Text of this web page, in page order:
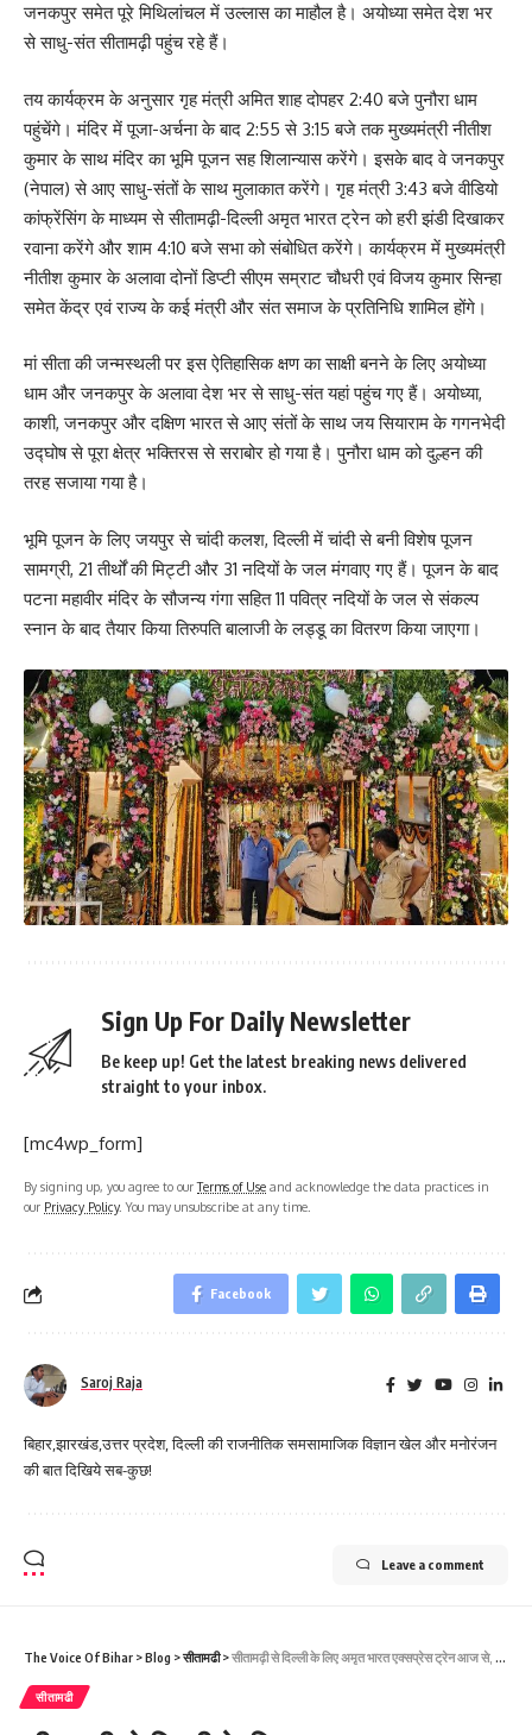
जनकपुर समेत पूरे मिथिलांचल में उल्लास का माहौल है। अयोध्या समेत देश भर
से साधु-संत सीतामढ़ी पहुंच रहे हैं।
तय कार्यक्रम के अनुसार गृह मंत्री अमित शाह दोपहर 2:40 बजे पुनौरा धाम
पहुंचेंगे। मंदिर में पूजा-अर्चना के बाद 2:55 से 3:15 बजे तक मुख्यमंत्री नीतीश
कुमार के साथ मंदिर का भूमि पूजन सह शिलान्यास करेंगे। इसके बाद वे जनकपुर
(नेपाल) से आए साधु-संतों के साथ मुलाकात करेंगे। गृह मंत्री 3:43 बजे वीडियो
कांफ्रेंसिंग के माध्यम से सीतामढ़ी-दिल्ली अमृत भारत ट्रेन को हरी झंडी दिखाकर
रवाना करेंगे और शाम 4:10 बजे सभा को संबोधित करेंगे। कार्यक्रम में मुख्यमंत्री
नीतीश कुमार के अलावा दोनों डिप्टी सीएम सम्राट चौधरी एवं विजय कुमार सिन्हा
समेत केंद्र एवं राज्य के कई मंत्री और संत समाज के प्रतिनिधि शामिल होंगे।
मां सीता की जन्मस्थली पर इस ऐतिहासिक क्षण का साक्षी बनने के लिए अयोध्या
धाम और जनकपुर के अलावा देश भर से साधु-संत यहां पहुंच गए हैं। अयोध्या,
काशी, जनकपुर और दक्षिण भारत से आए संतों के साथ जय सियाराम के गगनभेदी
उद्घोष से पूरा क्षेत्र भक्तिरस से सराबोर हो गया है। पुनौरा धाम को दुल्हन की
तरह सजाया गया है।
भूमि पूजन के लिए जयपुर से चांदी कलश, दिल्ली में चांदी से बनी विशेष पूजन
सामग्री, 21 तीर्थों की मिट्टी और 31 नदियों के जल मंगवाए गए हैं। पूजन के बाद
पटना महावीर मंदिर के सौजन्य गंगा सहित 11 पवित्र नदियों के जल से संकल्प
स्नान के बाद तैयार किया तिरुपति बालाजी के लड्डू का वितरण किया जाएगा।
Sign Up For Daily Newsletter
Be keep up! Get the latest breaking news delivered
straight to your inbox.
[mc4wp_form]
By signing up, you agree to ourTerms of Use and acknowledge the data practices in
our Privacy Policy. You may unsubscribe at any time.
Facebook
Saroj Raja
बिहार,झारखंड,उत्तर प्रदेश, दिल्ली की राजनीतिक समसामाजिक विज्ञान खेल और मनोरंजन
की बात दिखिये सब-कुछ!
Leave a comment
The Voice Of Bihar >Blog >सीतामढी>सीतामढ़ी से दिल्ली के लिए अमृत भारत एक्सप्रेस ट्रेन आज से, अमित शाह दिखाएंगे हरी झंडी
सीतामढी